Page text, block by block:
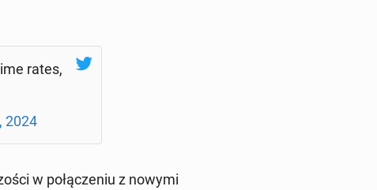
rates,
2024
w po­łą­cze­niu z nowymi